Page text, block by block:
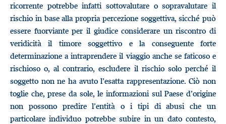
ricorrente potrebbe infatti sottovalutare o sopravalutare il
rischio in base alla propria percezione soggettiva, sicché può
essere fuorviante per il giudice considerare un riscontro di
veridicità il timore soggettivo e la conseguente forte
determinazione a intraprendere il viaggio anche se faticoso e
rischioso o, al contrario, escludere il rischio solo perché il
soggetto non ne ha avuto l’esatta rappresentazione. Ciò non
toglie che, prese da sole, le informazioni sul Paese d’origine
non possono predire l’entità o i tipi di abusi che un
particolare individuo potrebbe subire in un dato contesto,